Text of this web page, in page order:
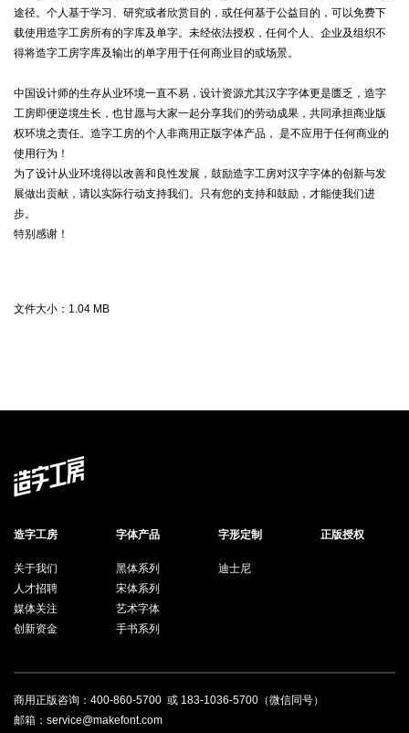
途径。个人基于学习、研究或者欣赏目的，或任何基于公益目的，可以免费下
载使用造字工房所有的字库及单字。未经依法授权，任何个人、企业及组织不
得将造字工房字库及输出的单字用于任何商业目的或场景。
中国设计师的生存从业环境一直不易，设计资源尤其汉字字体更是匮乏，造字
工房即便逆境生长，也甘愿与大家一起分享我们的劳动成果，共同承担商业版
权环境之责任。造字工房的个人非商用正版字体产品， 是不应用于任何商业的
使用行为！
为了设计从业环境得以改善和良性发展，鼓励造字工房对汉字字体的创新与发
展做出贡献，请以实际行动支持我们。只有您的支持和鼓励，才能使我们进
步。
特别感谢！
文件大小： 1.04 MB
造字工房
关于我们
人才招聘
媒体关注
创新资金
字体产品
黑体系列
宋体系列
艺术字体
手书系列
字形定制
迪士尼
正版授权
商用正版咨询： 400-860-5700 或 183-1036-5700 （微信同号）
邮箱：service@makefont.com